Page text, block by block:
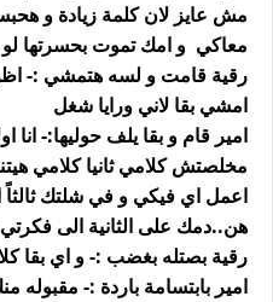
مش عايز لان كلمة زيادة و
معاكي و امك تموت بحسرتها
رقية قامت و لسه هتمشي :-
امشي بقا لاني ورايا شغل
امير قام و بقا يلف حوليها:-
مخلصتش كلامي ثانيا كلامي
اعمل اي فيكي و في شلتك
هن..دمك على الثانية الى
رقية بصتله بغضب :- و اي بقا
امير بابتسامة باردة :- مقبوله